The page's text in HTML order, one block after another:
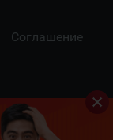
Соглашение